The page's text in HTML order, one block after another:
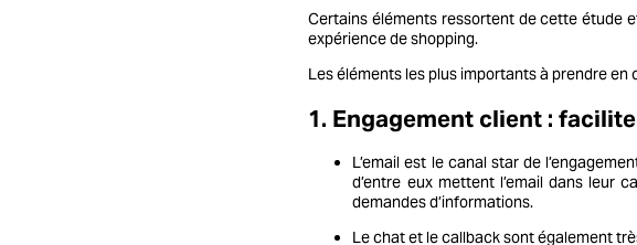
Certains éléments ressortent de cette étude
expérience de shopping.
Les éléments les plus importants à prendre
1. Engagement client :
L’email est le canal star de
d’entre eux mettent l’email dans leur
demandes d’informations.
Le chat et le callback sont également